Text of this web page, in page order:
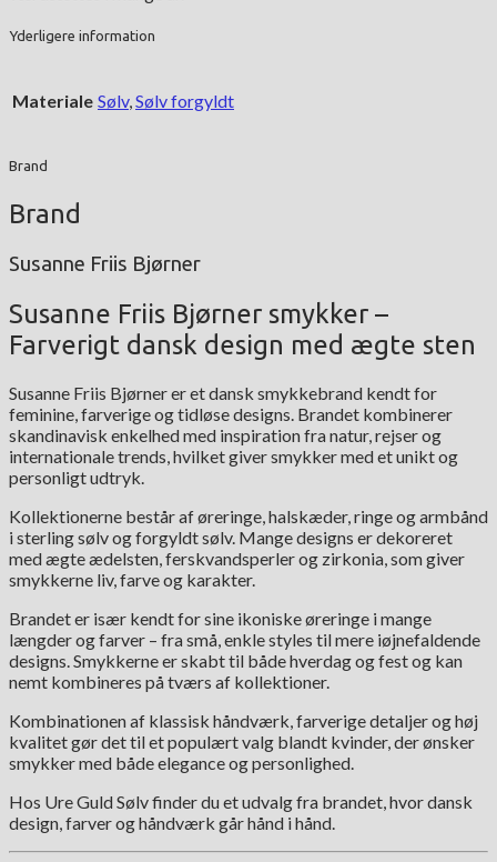
Yderligere information
Materiale Sølv,Sølv forgyldt
Brand
Brand
Susanne Friis Bjørner
Susanne Friis Bjørner smykker –
Farverigt dansk design med ægte sten
Susanne Friis Bjørner er et dansk smykkebrand kendt for
feminine, farverige og tidløse designs. Brandet kombinerer
skandinavisk enkelhed med inspiration fra natur, rejser og
internationale trends, hvilket giver smykker med et unikt og
personligt udtryk.
Kollektionerne består af øreringe, halskæder, ringe og armbånd
i sterling sølv og forgyldt sølv. Mange designs er dekoreret
med ægte ædelsten, ferskvandsperler og zirkonia, som giver
smykkerne liv, farve og karakter.
Brandet er især kendt for sine ikoniske øreringe i mange
længder og farver – fra små, enkle styles til mere iøjnefaldende
designs. Smykkerne er skabt til både hverdag og fest og kan
nemt kombineres på tværs af kollektioner.
Kombinationen af klassisk håndværk, farverige detaljer og høj
kvalitet gør det til et populært valg blandt kvinder, der ønsker
smykker med både elegance og personlighed.
Hos Ure Guld Sølv finder du et udvalg fra brandet, hvor dansk
design, farver og håndværk går hånd i hånd.